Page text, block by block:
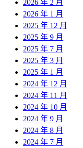
2026 年 2 月
2026 年 1 月
2025 年 12 月
2025 年 9 月
2025 年 7 月
2025 年 3 月
2025 年 1 月
2024 年 12 月
2024 年 11 月
2024 年 10 月
2024 年 9 月
2024 年 8 月
2024 年 7 月